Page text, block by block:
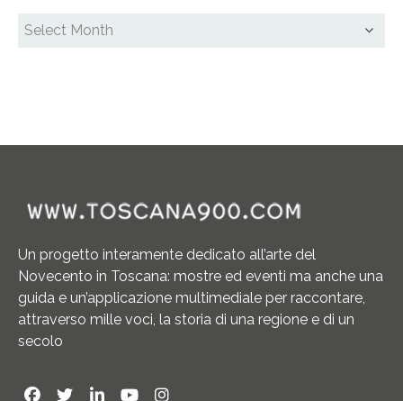
Un progetto interamente dedicato all’arte del
Novecento in Toscana: mostre ed eventi ma anche una
guida e un’applicazione multimediale per raccontare,
attraverso mille voci, la storia di una regione e di un
secolo